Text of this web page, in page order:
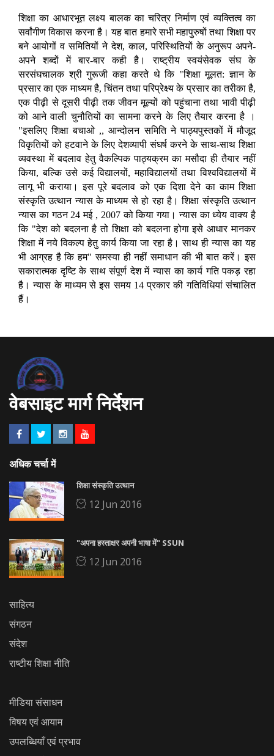
शिक्षा का आधारभूत लक्ष्य बालक का चरित्र निर्माण एवं व्यक्तित्व का
सर्वांगीण विकास करना है। यह बात हमारे सभी महापुरुषों तथा शिक्षा पर
बने आयोगों व समितियों ने देश, काल, परिस्थितियों के अनुरूप अपने-
अपने शब्दों में बार-बार कही है। राष्ट्रीय स्वयंसेवक संघ के
सरसंघचालक श्री गुरूजी कहा करते थे कि "शिक्षा मूलत: ज्ञान के
प्रसार का एक माध्यम है, चिंतन तथा परिप्रेक्ष्य के प्रसार का तरीका है,
एक पीढ़ी से दूसरी पीढ़ी तक जीवन मूल्यों को पहुंचाना तथा भावी पीढ़ी
को आने वाली चुनौतियों का सामना करने के लिए तैयार करना है ।
"इसलिए शिक्षा बचाओ ,, आन्दोलन समिति ने पाठ्यपुस्तकों में मौजूद
विकृतियों को हटवाने के लिए देशव्यापी संघर्ष करने के साथ-साथ शिक्षा
व्यवस्था में बदलाव हेतु वैकल्पिक पाठ्यक्रम का मसौदा ही तैयार नहीं
किया, बल्कि उसे कई विद्यालयों, महाविद्यालयों तथा विश्वविद्यालयों में
लागू भी कराया। इस पूरे बदलाव को एक दिशा देने का काम शिक्षा
संस्कृति उत्थान न्यास के माध्यम से हो रहा है। शिक्षा संस्कृति उत्थान
न्यास का गठन 24 मई , 2007 को किया गया। न्यास का ध्येय वाक्य है
कि "देश को बदलना है तो शिक्षा को बदलना होगा इसे आधार मानकर
शिक्षा में नये विकल्प हेतु कार्य किया जा रहा है। साथ ही न्यास का यह
भी आग्रह है कि हम" समस्या ही नहीं समाधान की भी बात करें। इस
सकारात्मक दृष्टि के साथ संपूर्ण देश में न्यास का कार्य गति पकड़ रहा
है। न्यास के माध्यम से इस समय 14 प्रकार की गतिविधियां संचालित
हैं।
वेबसाइट मार्ग निर्देशन
अधिक चर्चा में
शिक्षा संस्कृति उत्थान
12 Jun 2016
"अपना हस्ताक्षर अपनी भाषा में" SSUN
12 Jun 2016
साहित्य
संगठन
संदेश
राष्टीय शिक्षा नीति
मीडिया संसाधन
विषय एवं आयाम
उपलब्धियाँ एवं प्रभाव